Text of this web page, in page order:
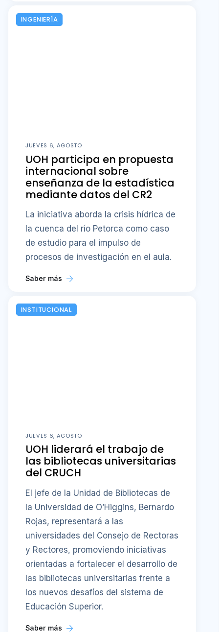
INGENIERÍA
JUEVES 6, AGOSTO
UOH participa en propuesta
internacional sobre
enseñanza de la estadística
mediante datos del CR2
La iniciativa aborda la crisis hídrica de
la cuenca del río Petorca como caso
de estudio para el impulso de
procesos de investigación en el aula.
Saber más
INSTITUCIONAL
JUEVES 6, AGOSTO
UOH liderará el trabajo de
las bibliotecas universitarias
del CRUCH
El jefe de la Unidad de Bibliotecas de
la Universidad de O’Higgins, Bernardo
Rojas, representará a las
universidades del Consejo de Rectoras
y Rectores, promoviendo iniciativas
orientadas a fortalecer el desarrollo de
las bibliotecas universitarias frente a
los nuevos desafíos del sistema de
Educación Superior.
Saber más